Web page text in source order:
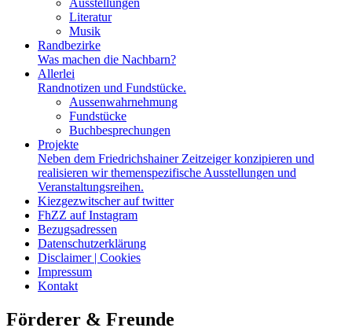
Literatur
Musik
Randbezirke
Was machen die Nachbarn?
Allerlei
Randnotizen und Fundstücke.
Aussenwahrnehmung
Fundstücke
Buchbesprechungen
Projekte
Neben dem Friedrichshainer Zeitzeiger konzipieren und
realisieren wir themenspezifische Ausstellungen und
Veranstaltungsreihen.
Kiezgezwitscher auf twitter
FhZZ auf Instagram
Bezugsadressen
Datenschutzerklärung
Disclaimer | Cookies
Impressum
Kontakt
Förderer & Freunde